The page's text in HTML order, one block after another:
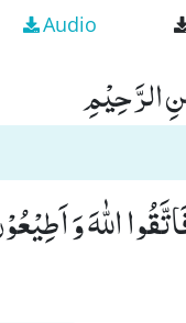
Audio
الرَّحِیْمِ